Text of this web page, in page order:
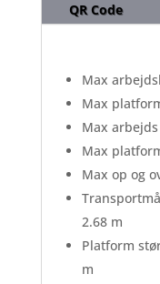
QR Code
Max
Max
Max
Max
Max op og
2.68 m
Platform
m